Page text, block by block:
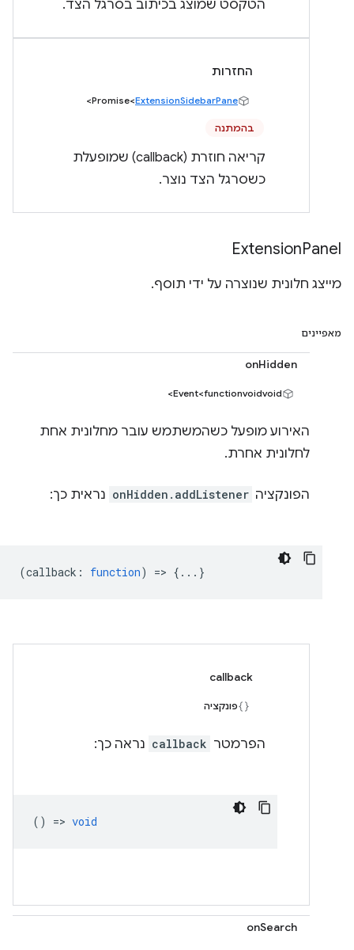
הטקסט שמוצג בכיתוב בסרגל הצד.
החזרות
Promise<ExtensionSidebarPane
>
בהמתנה
קריאה חוזרת (callback) שמופעלת
כשסרגל הצד נוצר.
ExtensionPanel
מייצג חלונית שנוצרה על ידי תוסף.
מאפיינים
onHidden
Event<functionvoidvoid>
האירוע מופעל כשהמשתמש עובר מחלונית אחת
לחלונית אחרת.
הפונקציה onHidden.addListener נראית כך:
(callback : function) => {...}
callback
פונקציה
הפרמטר callback נראה כך:
() => void
onSearch